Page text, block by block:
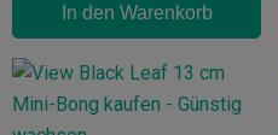
In den Warenkorb